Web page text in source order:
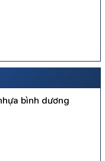
bình dương